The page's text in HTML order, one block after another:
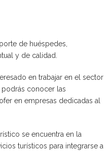
de huéspedes,
y de calidad.
en trabajar en el sector
conocer las
en empresas dedicadas al
se encuentra en la
turísticos para integrarse a